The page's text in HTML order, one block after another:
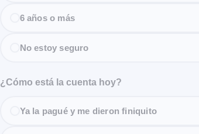
6 años o más
No estoy seguro
¿Cómo está la cuenta hoy?
Ya la pagué y me dieron finiquito